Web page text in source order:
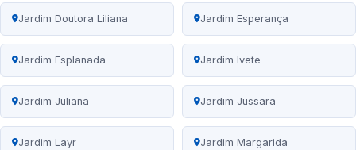
Jardim Doutora Liliana Jardim Esperança
Jardim Esplanada Jardim Ivete
Jardim Juliana Jardim Jussara
Jardim Layr Jardim Margarida